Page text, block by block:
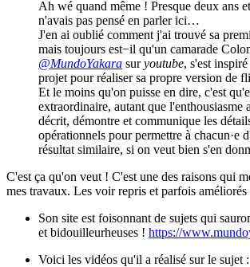
Ah wé quand même ! Presque deux ans
n'avais pas pensé en parler ici…
J'en ai oublié comment j'ai trouvé sa
mais toujours est−il qu'un camarade
@MundoYakara suryoutube, s'est
projet pour réaliser sa propre version de
Et le moins qu'on puisse en dire, c'est
extraordinaire, autant que l'enthousiasme
décrit, démontre et communique les
opérationnels pour permettre à chacun·e
résultat similaire, si on veut bien s'en
C'est ça qu'on veut ! C'est une des raisons qui
mes travaux. Les voir repris et parfois
Son site est foisonnant de sujets qui
et bidouilleurheuses ! https://
Voici les vidéos qu'il a réalisé sur le sujet :